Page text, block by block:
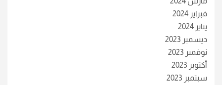
فبراير 2024
يناير 2024
ديسمبر 2023
نوفمبر 2023
أكتوبر 2023
سبتمبر 2023